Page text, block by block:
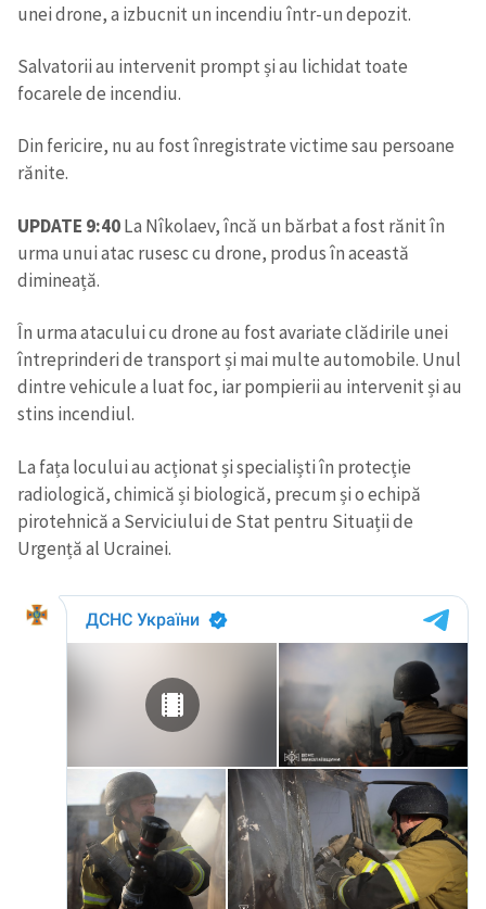
unei drone, a izbucnit un incendiu într-un depozit.
Salvatorii au intervenit prompt și au lichidat toate
focarele de incendiu.
Din fericire, nu au fost înregistrate victime sau persoane
rănite.
UPDATE 9:40La Nîkolaev, încă un bărbat a fost rănit în
urma unui atac rusesc cu drone, produs în această
dimineață.
În urma atacului cu drone au fost avariate clădirile unei
întreprinderi de transport și mai multe automobile. Unul
dintre vehicule a luat foc, iar pompierii au intervenit și au
stins incendiul.
La fața locului au acționat și specialiști în protecție
radiologică, chimică și biologică, precum și o echipă
pirotehnică a Serviciului de Stat pentru Situații de
Urgență al Ucrainei.